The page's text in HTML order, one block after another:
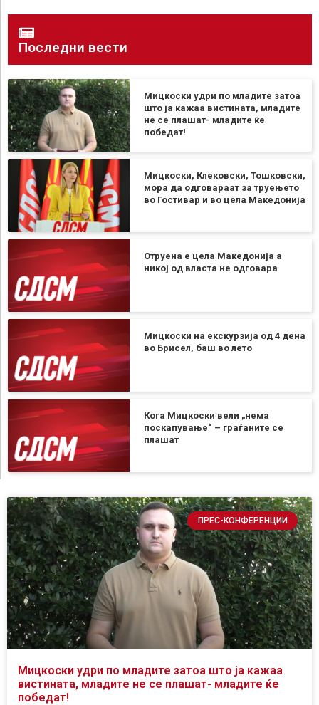
Последни вести
Мицкоски удри по младите затоа
што ја кажаа вистината, младите
не се плашат- младите ќе
победат!
Мицкоски, Клековски, Тошковски,
мора да одговараат за труењето
во Гостивар и во цела Македонија
Отруена е цела Македонија а
никој од власта не одговара
Мицкоски на екскурзија од 4 дена
во Брисел, баш во лето
Кога Мицкоски вели „нема
поскапување“ – граѓаните се
плашат
ПРЕС-КОНФЕРЕНЦИИ
Мицкоски удри по младите затоа што ја кажаа
вистината, младите не се плашат- младите ќе
победат!